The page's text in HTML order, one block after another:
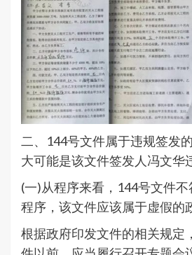
二、144号文件属于违规签发
大可能是该文件签发人冯文华
(一)从程序来看，144号文件
程序，该文件应该属于虚假的
根据政府印发文件的相关规定